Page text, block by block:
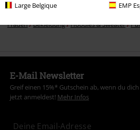
Large Belgique EMP
Frauen Exklusiv bei EMP
Frauen Bekleidung Hoodies & Sweater
E-Mail Newsletter
Greif einen 15%* Gutschein ab, wenn du dich
jetzt anmeldest! Mehr Infos